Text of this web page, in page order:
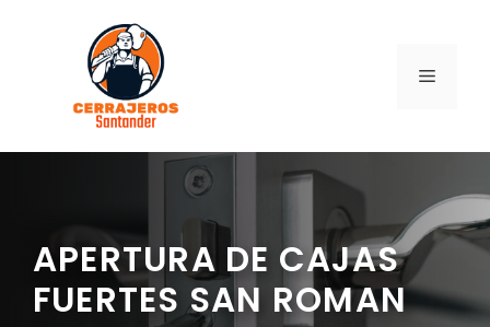
contenido
MENÚ
APERTURA DE CAJAS
FUERTES SAN ROMAN